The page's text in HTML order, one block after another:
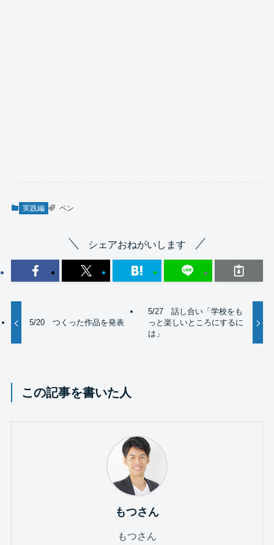
実践編 ペン
シェアおねがいします
5/20 つくった作品を発表
5/27 話し合い「学校をも
っと楽しいところにするに
は」
この記事を書いた人
もつさん
もつさん